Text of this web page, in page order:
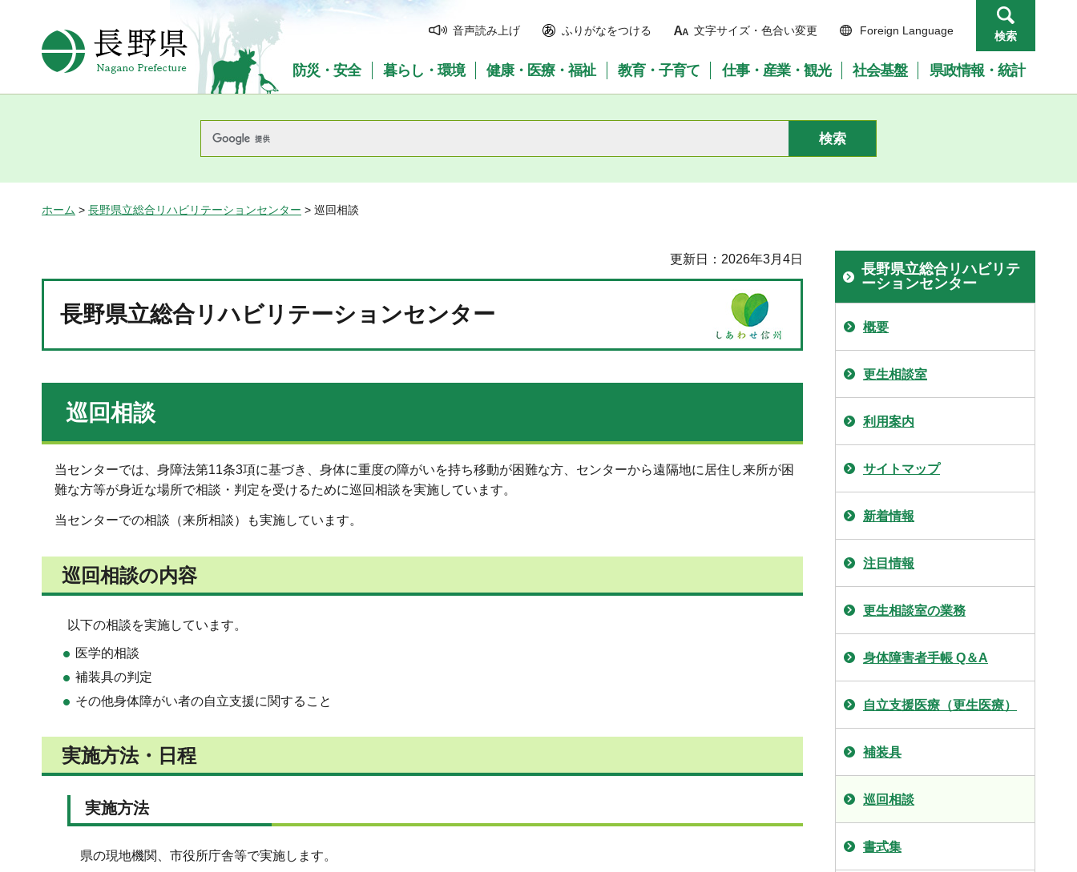
長野県Nagano Prefecture
音声読み上げ ふりがなをつける 文字サイズ・色合い変更 Foreign Language 検索
防災・安全 暮らし・環境 健康・医療・福祉 教育・子育て 仕事・産業・観光 社会基盤 県政情報・統計
ホーム > 長野県立総合リハビリテーションセンター > 巡回相談
更新日：2026年3月4日
長野県立総合リハビリテーションセンター
巡回相談
当センターでは、身障法第11条3項に基づき、身体に重度の障がいを持ち移動が困難な方、センターから遠隔地に居住し来所が困
難な方等が身近な場所で相談・判定を受けるために巡回相談を実施しています。
当センターでの相談（来所相談）も実施しています。
巡回相談の内容
以下の相談を実施しています。
医学的相談
補装具の判定
その他身体障がい者の自立支援に関すること
実施方法・日程
実施方法
県の現地機関、市役所庁舎等で実施します。
長野県立総合リハビリテ
ーションセンター
概要
更生相談室
利用案内
サイトマップ
新着情報
注目情報
更生相談室の業務
身体障害者手帳 Q＆A
自立支援医療（更生医療）
補装具
巡回相談
書式集